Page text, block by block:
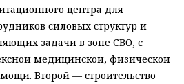
центра для
силовых структур и
задачи в зоне СВО, с
медицинской, физической
Второй — строительство